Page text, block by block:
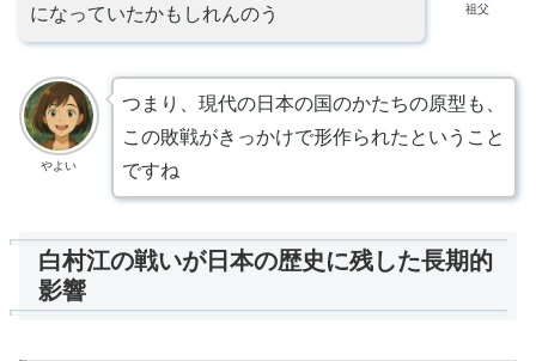
祖父
になっていたかもしれんのう
やよい
つまり、現代の日本の国のかたちの原型も、
この敗戦がきっかけで形作られたということ
ですね
白村江の戦いが日本の歴史に残した長期的
影響